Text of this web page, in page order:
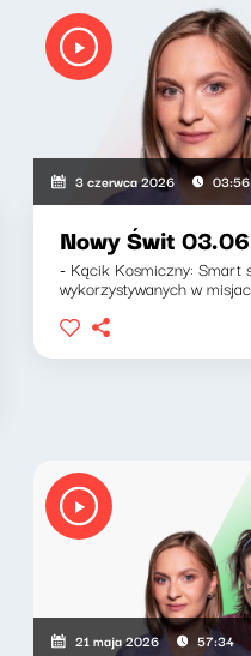
Marcin Mann, Zuzanna
3 czerwca 2026
Nowy Świt
- Kącik Kosmiczny: Smart
wykorzystywanych w
21 maja 2026 57:34